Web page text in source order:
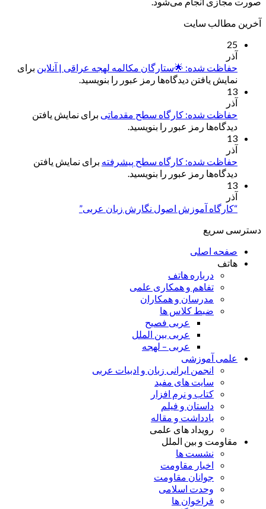
آخرین مطالب سایت
25
آذر
حفاظت شده: 🌟ستارگان مکالمه لهجه عراقی | آنلاین برای
نمایش یافتن دیدگاه‌ها رمز عبور را بنویسید.
13
آذر
حفاظت شده: کارگاه سطح مقدماتی برای نمایش یافتن
دیدگاه‌ها رمز عبور را بنویسید.
13
آذر
حفاظت شده: کارگاه سطح پیشرفته برای نمایش یافتن
دیدگاه‌ها رمز عبور را بنویسید.
13
آذر
“کارگاه آموزش اصول نگارش زبان عربی”
دسترسی سریع
صفحه اصلی
هاتف
درباره هاتف
تفاهم و همکاری علمی
مدرسان و همکاران
ضبط کلاس ها
عربی فصیح
عربی بین الملل
عربی – لهجه
علمی آموزشی
انجمن ایرانی زبان و ادبیات عربی
سایت های مفید
کتاب و نرم افزار
داستان و فیلم
یادداشت و مقاله
رویداد های علمی
مقاومت و بین الملل
نشست ها
اخبار مقاومت
جوانان مقاومت
وحدت اسلامی
فراخوان ها